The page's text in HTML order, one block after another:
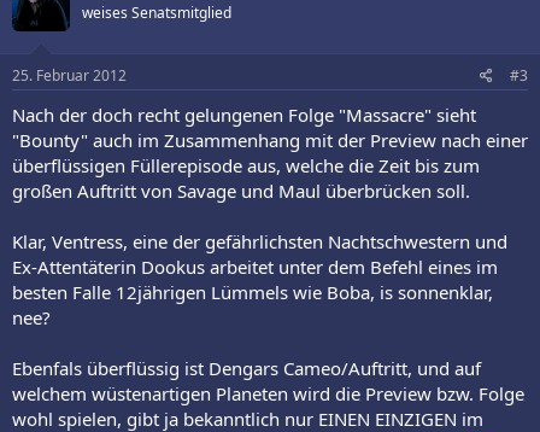
weises Senatsmitglied
25. Februar 2012 #3
Nach der doch recht gelungenen Folge "Massacre" sieht
"Bounty" auch im Zusammenhang mit der Preview nach einer
überflüssigen Füllerepisode aus, welche die Zeit bis zum
großen Auftritt von Savage und Maul überbrücken soll.
Klar, Ventress, eine der gefährlichsten Nachtschwestern und
Ex-Attentäterin Dookus arbeitet unter dem Befehl eines im
besten Falle 12jährigen Lümmels wie Boba, is sonnenklar,
nee?
Ebenfals überflüssig ist Dengars Cameo/Auftritt, und auf
welchem wüstenartigen Planeten wird die Preview bzw. Folge
wohl spielen, gibt ja bekanntlich nur EINEN EINZIGEN im